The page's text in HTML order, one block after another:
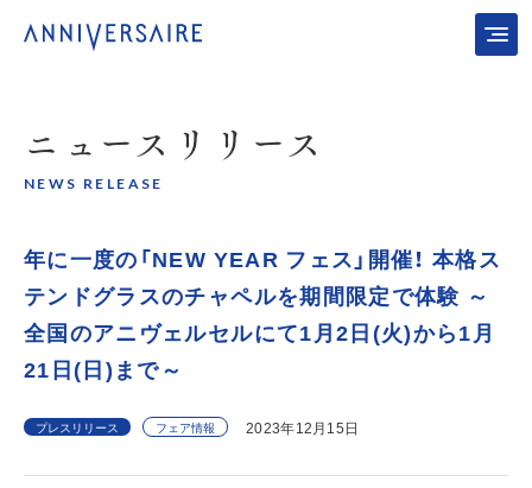
ニュース リリース
NEWS RELEASE
年に一度の「NEW YEAR フェス」開催！ 本格ス
テンドグラスのチャペルを期間限定で体験 ～
全国のアニヴェルセルにて1月2日(火)から1月
21日(日)まで～
プレスリリース フェア情報 2023年12月15日